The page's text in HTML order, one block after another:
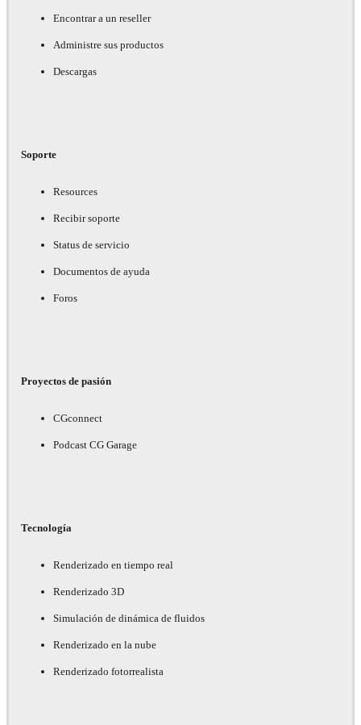
Encontrar a un reseller
Administre sus productos
Descargas
Soporte
Resources
Recibir soporte
Status de servicio
Documentos de ayuda
Foros
Proyectos de pasión
CGconnect
Podcast CG Garage
Tecnología
Renderizado en tiempo real
Renderizado 3D
Simulación de dinámica de fluidos
Renderizado en la nube
Renderizado fotorrealista